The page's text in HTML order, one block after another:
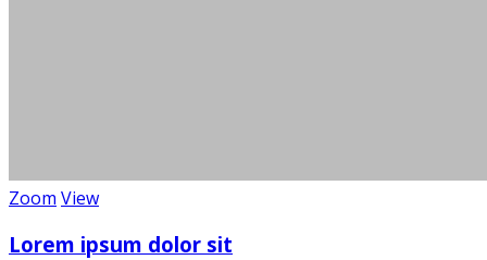
Zoom View
Lorem ipsum dolor sit